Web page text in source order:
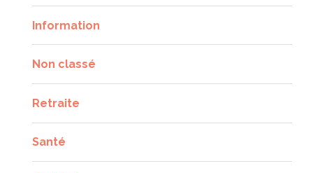
Information
Non classé
Retraite
Santé